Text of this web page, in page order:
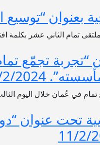
بعنوان “توسيع
تمام الثاني عشر بكلمة
“تجربة تجمّع
11/2/2024
عُمان خلال اليوم الثالث من
تحت عنوان